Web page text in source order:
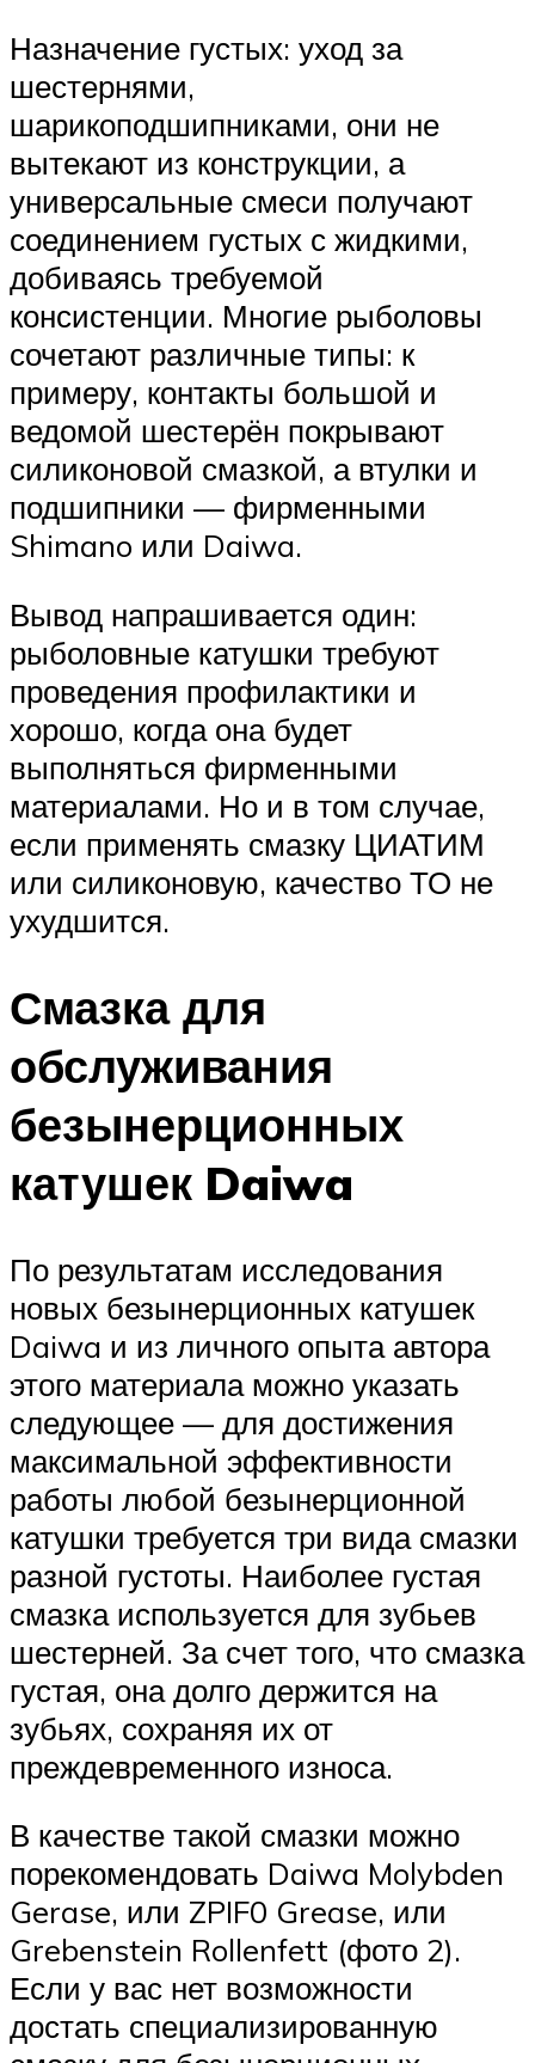
Назначение густых: уход за
шестернями,
шарикоподшипниками, они не
вытекают из конструкции, а
универсальные смеси получают
соединением густых с жидкими,
добиваясь требуемой
консистенции. Многие рыболовы
сочетают различные типы: к
примеру, контакты большой и
ведомой шестерён покрывают
силиконовой смазкой, а втулки и
подшипники — фирменными
Shimano или Daiwa.
Вывод напрашивается один:
рыболовные катушки требуют
проведения профилактики и
хорошо, когда она будет
выполняться фирменными
материалами. Но и в том случае,
если применять смазку ЦИАТИМ
или силиконовую, качество ТО не
ухудшится.
Смазка для
обслуживания
безынерционных
катушек Daiwa
По результатам исследования
новых безынерционных катушек
Daiwa и из личного опыта автора
этого материала можно указать
следующее — для достижения
максимальной эффективности
работы любой безынерционной
катушки требуется три вида смазки
разной густоты. Наиболее густая
смазка используется для зубьев
шестерней. За счет того, что смазка
густая, она долго держится на
зубьях, сохраняя их от
преждевременного износа.
В качестве такой смазки можно
порекомендовать Daiwa Molybden
Gerase, или ZPIF0 Grease, или
Grebenstein Rollenfett (фото 2).
Если у вас нет возможности
достать специализированную